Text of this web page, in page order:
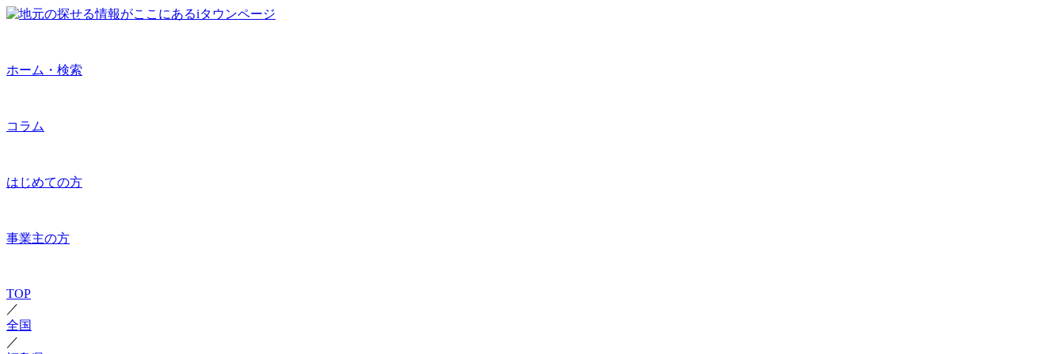
ホーム・検索
コラム
はじめての方
事業主の方
TOP
／
全国
／